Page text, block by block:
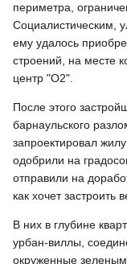
периметра,
Социалистическим,
ему удалось
строений, на месте
центр "О2".
После этого
барнаульского
запроектировал
одобрили на
отправили на
как хочет застроить
В них в глубине
урбан-виллы,
окруженные